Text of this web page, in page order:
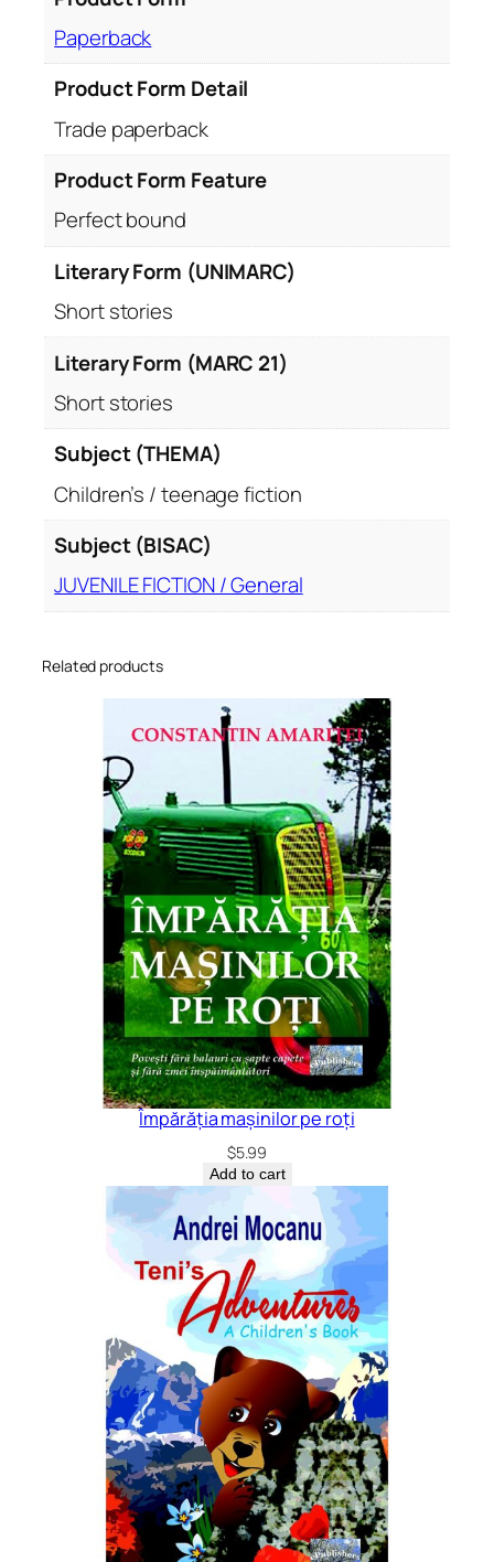
Paperback
Product Form Detail
Trade paperback
Product Form Feature
Perfect bound
Literary Form (UNIMARC)
Short stories
Literary Form (MARC 21)
Short stories
Subject (THEMA)
Children’s / teenage fiction
Subject (BISAC)
JUVENILE FICTION / General
Related products
Împărăția mașinilor pe roți
$5.99
Add to cart